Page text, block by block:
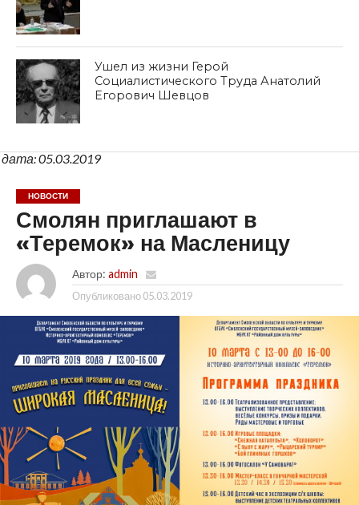
Ушел из жизни Герой
Социалистического Труда Анатолий
Егорович Шевцов
дата: 05.03.2019
НОВОСТИ
Смолян приглашают в
«Теремок» на Масленицу
Автор: admin
Опубликовано 05.03.2019